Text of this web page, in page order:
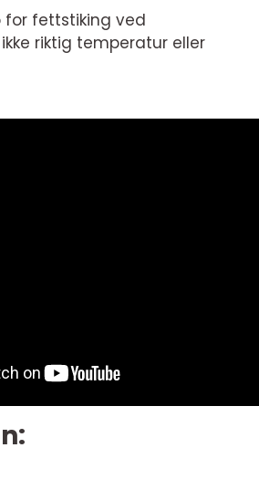
for fettstiking ved
riktig temperatur eller